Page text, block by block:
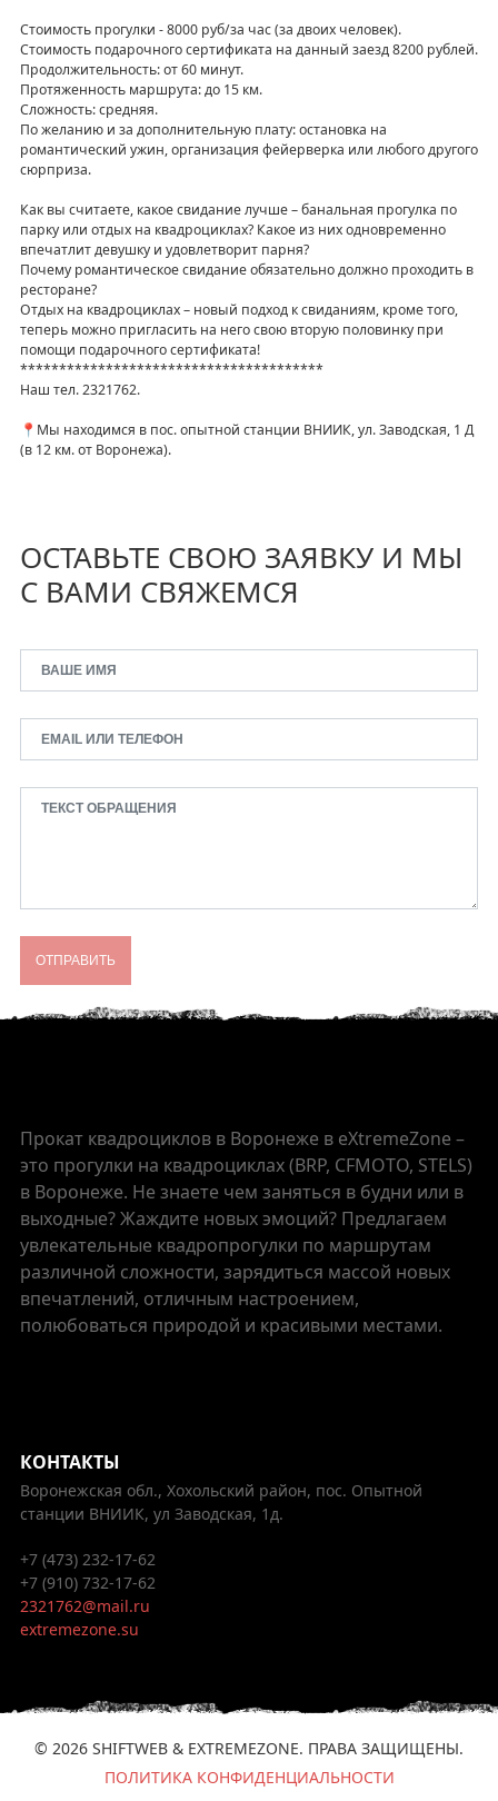
Стоимость прогулки - 8000 руб/за час (за двоих человек).
Стоимость подарочного сертификата на данный заезд 8200 рублей.
Продолжительность: от 60 минут.
Протяженность маршрута: до 15 км.
Сложность: средняя.
По желанию и за дополнительную плату: остановка на
романтический ужин, организация фейерверка или любого другого
сюрприза.
Как вы считаете, какое свидание лучше – банальная прогулка по
парку или отдых на квадроциклах? Какое из них одновременно
впечатлит девушку и удовлетворит парня?
Почему романтическое свидание обязательно должно проходить в
ресторане?
Отдых на квадроциклах – новый подход к свиданиям, кроме того,
теперь можно пригласить на него свою вторую половинку при
помощи подарочного сертификата!
***************************************
Наш тел. 2321762.
📍Мы находимся в пос. опытной станции ВНИИК, ул. Заводская, 1 Д
(в 12 км. от Воронежа).
ОСТАВЬТЕ СВОЮ ЗАЯВКУ И МЫ
С ВАМИ СВЯЖЕМСЯ
ОТПРАВИТЬ
Прокат квадроциклов в Воронеже в eXtremeZone –
это прогулки на квадроциклах (BRP, CFMOTO, STELS)
в Воронеже. Не знаете чем заняться в будни или в
выходные? Жаждите новых эмоций? Предлагаем
увлекательные квадропрогулки по маршрутам
различной сложности, зарядиться массой новых
впечатлений, отличным настроением,
полюбоваться природой и красивыми местами.
КОНТАКТЫ
Воронежская обл., Хохольский район, пос. Опытной
станции ВНИИК, ул Заводская, 1д.
+7 (473) 232-17-62
+7 (910) 732-17-62
2321762@mail.ru
extremezone.su
© 2026 SHIFTWEB & EXTREMEZONE. ПРАВА ЗАЩИЩЕНЫ.
ПОЛИТИКА КОНФИДЕНЦИАЛЬНОСТИ